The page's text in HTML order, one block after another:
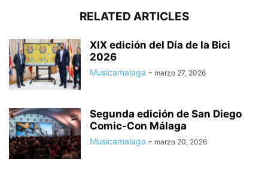
RELATED ARTICLES
XIX edición del Día de la Bici
2026
Musicamalaga - marzo 27, 2026
Segunda edición de San Diego
Comic-Con Málaga
Musicamalaga - marzo 20, 2026